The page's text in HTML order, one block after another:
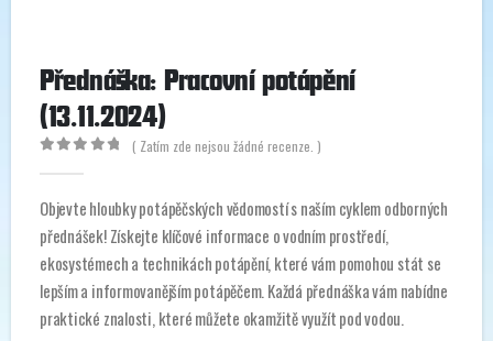
Přednáška: Pracovní potápění
(13.11.2024)
( Zatím zde nejsou žádné recenze. )
Objevte hloubky potápěčských vědomostí s naším cyklem odborných
přednášek! Získejte klíčové informace o vodním prostředí,
ekosystémech a technikách potápění, které vám pomohou stát se
lepším a informovanějším potápěčem. Každá přednáška vám nabídne
praktické znalosti, které můžete okamžitě využít pod vodou.